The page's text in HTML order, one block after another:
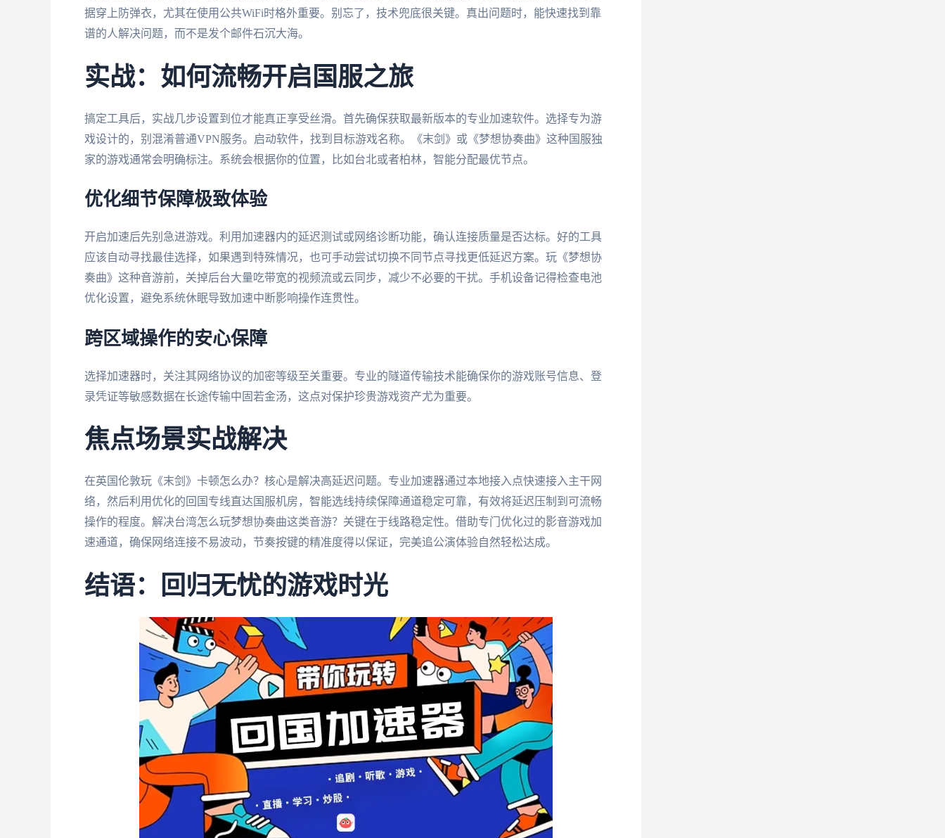
据穿上防弹衣，尤其在使用公共WiFi时格外重要。别忘了，技术兜底很关键。真出问题时，能快速找到靠
谱的人解决问题，而不是发个邮件石沉大海。
实战：如何流畅开启国服之旅
搞定工具后，实战几步设置到位才能真正享受丝滑。首先确保获取最新版本的专业加速软件。选择专为游
戏设计的，别混淆普通VPN服务。启动软件，找到目标游戏名称。《末剑》或《梦想协奏曲》这种国服独
家的游戏通常会明确标注。系统会根据你的位置，比如台北或者柏林，智能分配最优节点。
优化细节保障极致体验
开启加速后先别急进游戏。利用加速器内的延迟测试或网络诊断功能，确认连接质量是否达标。好的工具
应该自动寻找最佳选择，如果遇到特殊情况，也可手动尝试切换不同节点寻找更低延迟方案。玩《梦想协
奏曲》这种音游前，关掉后台大量吃带宽的视频流或云同步，减少不必要的干扰。手机设备记得检查电池
优化设置，避免系统休眠导致加速中断影响操作连贯性。
跨区域操作的安心保障
选择加速器时，关注其网络协议的加密等级至关重要。专业的隧道传输技术能确保你的游戏账号信息、登
录凭证等敏感数据在长途传输中固若金汤，这点对保护珍贵游戏资产尤为重要。
焦点场景实战解决
在英国伦敦玩《末剑》卡顿怎么办？核心是解决高延迟问题。专业加速器通过本地接入点快速接入主干网
络，然后利用优化的回国专线直达国服机房，智能选线持续保障通道稳定可靠，有效将延迟压制到可流畅
操作的程度。解决台湾怎么玩梦想协奏曲这类音游？关键在于线路稳定性。借助专门优化过的影音游戏加
速通道，确保网络连接不易波动，节奏按键的精准度得以保证，完美追公演体验自然轻松达成。
结语：回归无忧的游戏时光